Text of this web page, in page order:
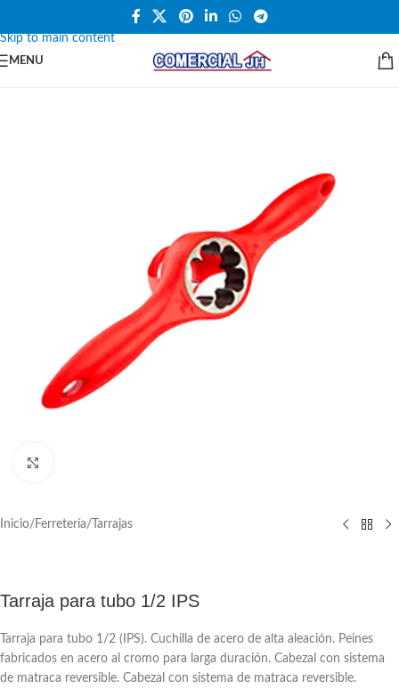
Skip to main content
MENU
Inicio/ Ferretería/ Tarrajas
Tarraja para tubo 1/2 IPS
Tarraja para tubo 1/2 (IPS). Cuchilla de acero de alta aleación. Peines
fabricados en acero al cromo para larga duración. Cabezal con sistema
de matraca reversible. Cabezal con sistema de matraca reversible.